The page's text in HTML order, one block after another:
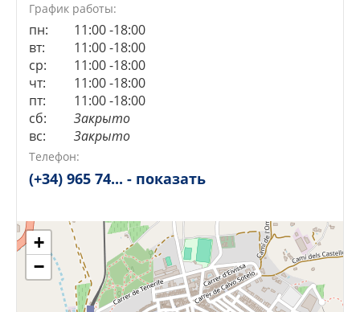
График работы:
пн:
11:00 -18:00
вт:
11:00 -18:00
ср:
11:00 -18:00
чт:
11:00 -18:00
пт:
11:00 -18:00
сб:
Закрыто
вс:
Закрыто
Сейчас открыто!
Сейчас закрыто!
Телефон:
(+34) 965 74... - показать
+
−